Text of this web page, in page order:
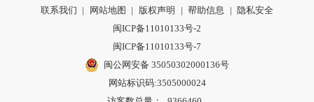
联系我们 | 网站地图 | 版权声明 | 帮助信息 | 隐私安全
闽ICP备11010133号-2
闽ICP备11010133号-7
闽公网安备 35050302000136号
网站标识码:3505000024